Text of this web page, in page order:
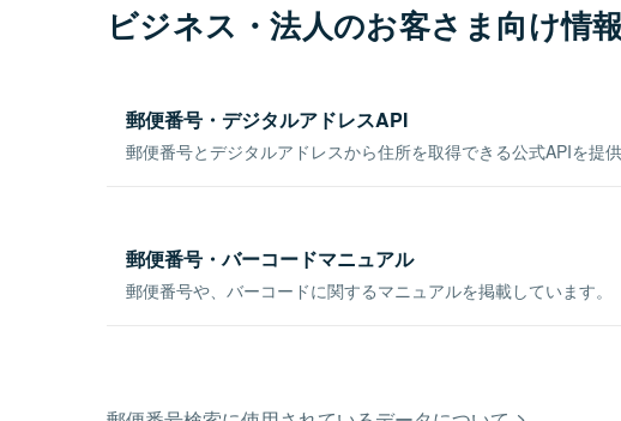
ビジネス・法人のお客さま向け情報
郵便番号・デジタルアドレスAPI
郵便番号とデジタルアドレスから住所を取得できる公式APIを提供
郵便番号・バーコードマニュアル
郵便番号や、バーコードに関するマニュアルを掲載しています。